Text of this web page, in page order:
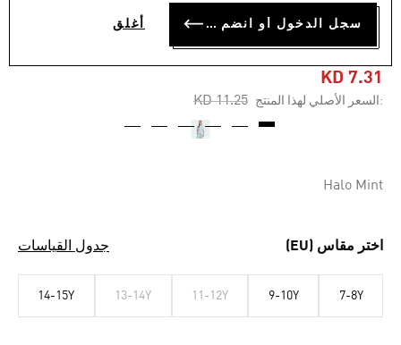
سجل الدخول أو انضم الآن أغلقتيشيرت GIRLS GLAM
(للجنسين)
KD 7.31
:السعر الأصلي لهذا المنتج Price reduced from
KD 11.25
to
Halo Mint
اختر مقاس (EU) جدول القياسات
7-8Y
9-10Y
11-12Y
13-14Y
14-15Y